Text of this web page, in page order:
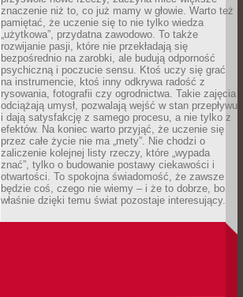
znaczenie niż to, co już mamy w głowie. Warto też
pamiętać, że uczenie się to nie tylko wiedza
„użytkowa”, przydatna zawodowo. To także
rozwijanie pasji, które nie przekładają się
bezpośrednio na zarobki, ale budują odporność
psychiczną i poczucie sensu. Ktoś uczy się grać
na instrumencie, ktoś inny odkrywa radość z
rysowania, fotografii czy ogrodnictwa. Takie zajęcia
odciążają umysł, pozwalają wejść w stan przepływu
i dają satysfakcję z samego procesu, a nie tylko z
efektów. Na koniec warto przyjąć, że uczenie się
przez całe życie nie ma „mety”. Nie chodzi o
zaliczenie kolejnej listy rzeczy, które „wypada
znać”, tylko o budowanie postawy ciekawości i
otwartości. To spokojna świadomość, że zawsze
będzie coś, czego nie wiemy – i że to dobrze, bo
właśnie dzięki temu świat pozostaje interesujący.